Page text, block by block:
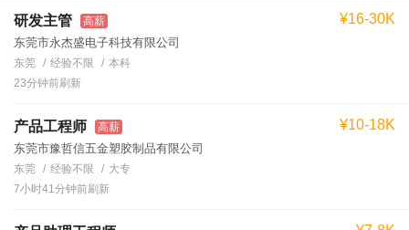
研发主管 高薪
东莞市永杰盛电子科技有限公司
¥16-30K
东莞 经验不限
本科
23分钟前刷新
产品工程师 高薪
东莞市豫哲信五金塑胶制品有限公司
¥10-18K
东莞 经验不限
大专
7小时41分钟前刷新